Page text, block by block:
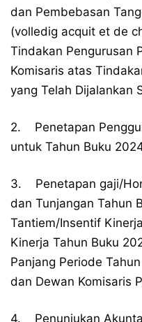
dan Pembebasan
(volledig acquit et de
Tindakan Pengurusan
Komisaris atas
yang Telah Dijalankan
2. Penetapan
untuk Tahun Buku
3. Penetapan gaji/
dan Tunjangan Tahun
Tantiem/Insentif
Kinerja Tahun Buku
Panjang Periode
dan Dewan Komisaris
4. Penunjukan